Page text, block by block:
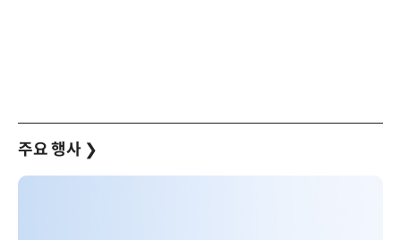
주요 행사 ❯